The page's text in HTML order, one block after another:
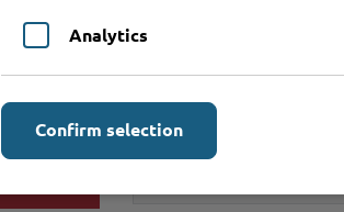
Online-Services
Analytics
Confirm selection